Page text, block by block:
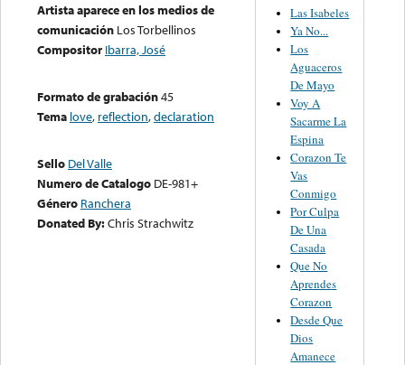
Artista aparece en los medios de
comunicación Los Torbellinos
Compositor Ibarra, José
Formato de grabación45
Tema love, reflection,declaration
Sello Del Valle
Numero de Catalogo DE-981+
Género Ranchera
Donated By:Chris Strachwitz
Las Isabeles
Ya No...
Los
Aguaceros
De Mayo
Voy A
Sacarme La
Espina
Corazon Te
Vas
Conmigo
Por Culpa
De Una
Casada
Que No
Aprendes
Corazon
Desde Que
Dios
Amanece